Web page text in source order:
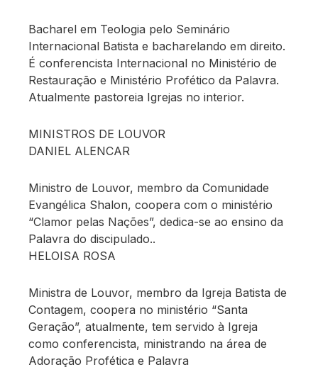
Bacharel em Teologia pelo Seminário
Internacional Batista e bacharelando em direito.
É conferencista Internacional no Ministério de
Restauração e Ministério Profético da Palavra.
Atualmente pastoreia Igrejas no interior.
MINISTROS DE LOUVOR
DANIEL ALENCAR
Ministro de Louvor, membro da Comunidade
Evangélica Shalon, coopera com o ministério
“Clamor pelas Nações”, dedica-se ao ensino da
Palavra do discipulado..
HELOISA ROSA
Ministra de Louvor, membro da Igreja Batista de
Contagem, coopera no ministério “Santa
Geração”, atualmente, tem servido à Igreja
como conferencista, ministrando na área de
Adoração Profética e Palavra